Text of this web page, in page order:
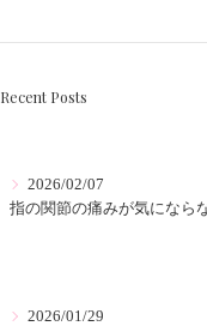
Recent Posts
2026/02/07
2026/01/29